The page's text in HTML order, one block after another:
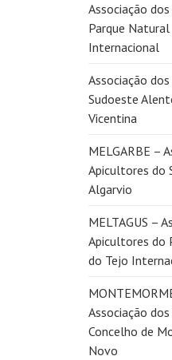
Associação
Parque
Internacional
Associação
Sudoeste
Vicentina
MELGARBE –
Apicultores do
Algarvio
MELTAGUS –
Apicultores do
do Tejo
Associação
Concelho de
Novo